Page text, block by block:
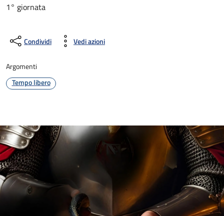
1° giornata
Condividi Vedi azioni
Argomenti
Tempo libero